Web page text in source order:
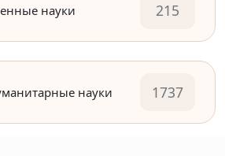
науки 215
науки 1737